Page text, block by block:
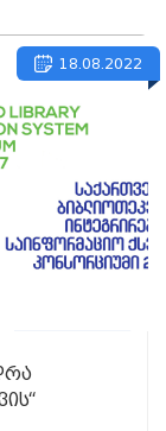
18.08.2022